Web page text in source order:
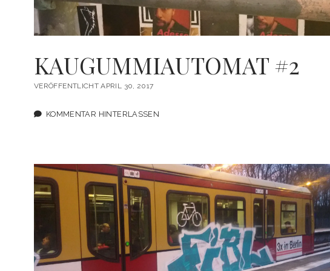
KAUGUMMIAUTOMAT #2
VERÖFFENTLICHT APRIL 30, 2017
KOMMENTAR HINTERLASSEN